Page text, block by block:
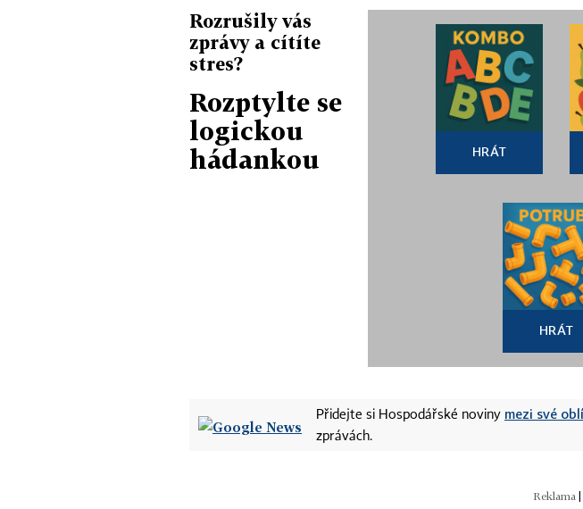
Rozrušily vás
zprávy a cítíte
stres?
Rozptylte se
logickou
hádankou
HRÁT
HRÁT
Přidejte si Hospodářské noviny mezi své
zprávách.